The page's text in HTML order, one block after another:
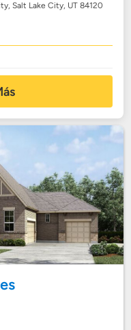
Salt Lake City, UT 84120